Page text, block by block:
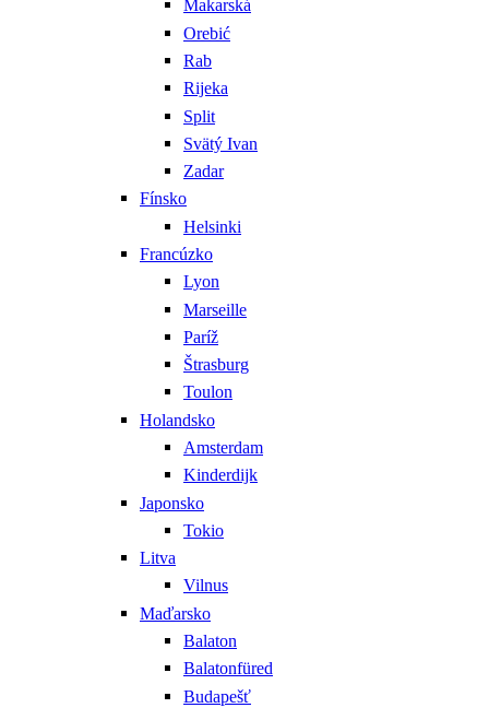
Makarská
Orebić
Rab
Rijeka
Split
Svätý Ivan
Zadar
Fínsko
Helsinki
Francúzko
Lyon
Marseille
Paríž
Štrasburg
Toulon
Holandsko
Amsterdam
Kinderdijk
Japonsko
Tokio
Litva
Vilnus
Maďarsko
Balaton
Balatonfüred
Budapešť